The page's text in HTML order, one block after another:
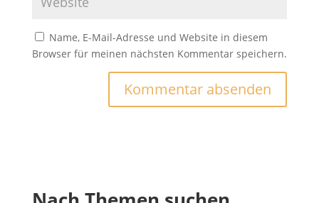
Name, E-Mail-Adresse und Website in diesem
Browser für meinen nächsten Kommentar speichern.